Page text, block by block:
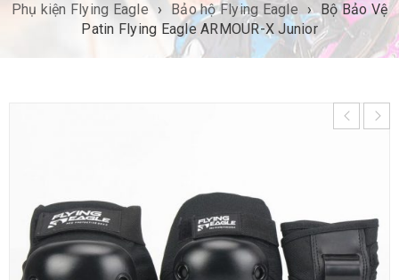
Phụ kiện Flying Eagle
› Bảo hộ Flying Eagle › Bộ Bảo Vệ
Patin Flying Eagle ARMOUR-X Junior